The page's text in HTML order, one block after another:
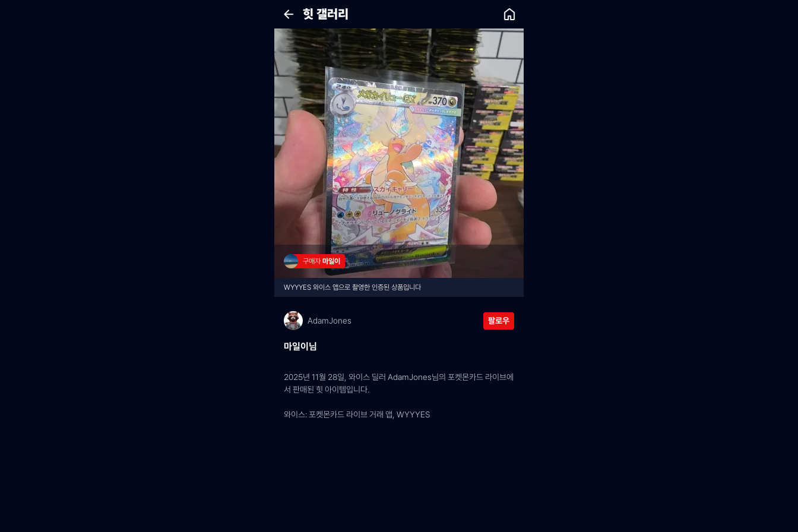
힛 갤러리
구매자 마일이
WYYYES 와이스 앱으로 촬영한 인증된 상품입니다
AdamJones 팔로우
마일이님
2025년 11월 28일, 와이스 딜러 AdamJones님의 포켓몬카드 라이브에
서 판매된 힛 아이템입니다.
와이스: 포켓몬카드 라이브 거래 앱, WYYYES